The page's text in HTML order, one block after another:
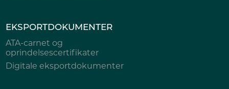
EKSPORTDOKUMENTER
ATA-carnet og
oprindelsescertifikater
Digitale eksportdokumenter